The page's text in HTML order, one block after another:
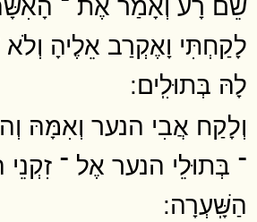
לָקַחְתִּי וָאֶקְרַב אֵלֶיהָ
לָהּ בְּתוּלִֽים ׃
וְלָקַח אֲבִי הנער וְאִמָּהּ
־ בְּתוּלֵי הנער אֶל ־ זִקְנֵי
הַשָּֽׁעְרָה ׃